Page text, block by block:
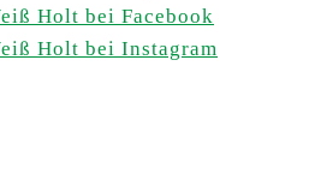
Holt bei Facebook
Holt bei Instagram